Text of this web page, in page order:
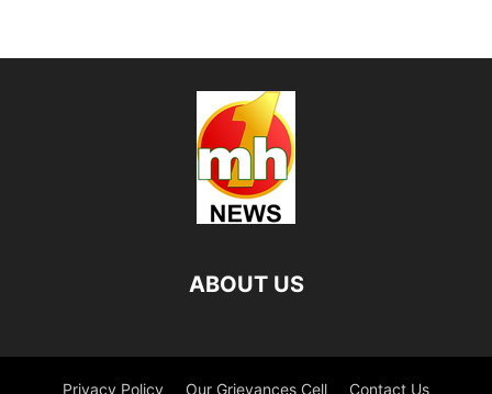
ABOUT US
Privacy Policy Our Grievances Cell Contact Us